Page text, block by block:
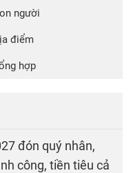
người
điểm
hợp
đón quý nhân,
công, tiền tiêu cả